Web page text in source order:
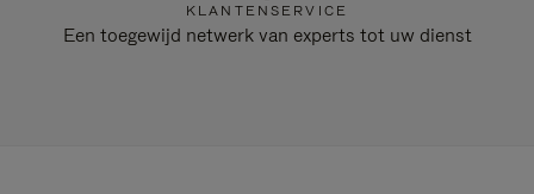
KLANTENSERVICE
Een toegewijd netwerk van experts tot uw dienst